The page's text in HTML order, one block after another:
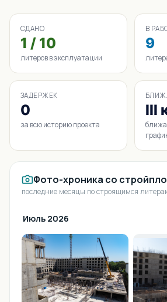
СДАНО
1 / 10
литеров в эксплуатации
В
9
ЗАДЕРЖЕК
0
за всю историю проекта
III
Фото-хроника со
последние месяцы по строящимся
Июль 2026